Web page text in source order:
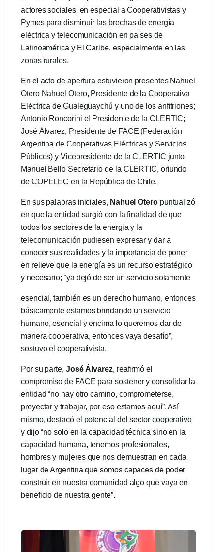
actores sociales, en especial a Cooperativistas y
Pymes para disminuir las brechas de energía
eléctrica y telecomunicación en países de
Latinoamérica y El Caribe, especialmente en las
zonas rurales.
En el acto de apertura estuvieron presentes Nahuel
Otero Nahuel Otero, Presidente de la Cooperativa
Eléctrica de Gualeguaychú y uno de los anfitriones;
Antonio Roncorini el Presidente de la CLERTIC;
José Álvarez, Presidente de FACE (Federación
Argentina de Cooperativas Eléctricas y Servicios
Públicos) y Vicepresidente de la CLERTIC junto
Manuel Bello Secretario de la CLERTIC, oriundo
de COPELEC en la República de Chile.
En sus palabras iniciales, Nahuel Oteropuntualizó
en que la entidad surgió con la finalidad de que
todos los sectores de la energía y la
telecomunicación pudiesen expresar y dar a
conocer sus realidades y la importancia de poner
en relieve que la energía es un recurso estratégico
y necesario; “ya dejó de ser un servicio solamente
esencial, también es un derecho humano, entonces
básicamente estamos brindando un servicio
humano, esencial y encima lo queremos dar de
manera cooperativa, entonces vaya desafío”,
sostuvo el cooperativista.
Por su parte, José Álvarez, reafirmó el
compromiso de FACE para sostener y consolidar la
entidad “no hay otro camino, comprometerse,
proyectar y trabajar, por eso estamos aquí”. Así
mismo, destacó el potencial del sector cooperativo
y dijo “no solo en la capacidad técnica sino en la
capacidad humana, tenemos profesionales,
hombres y mujeres que nos demuestran en cada
lugar de Argentina que somos capaces de poder
construir en nuestra comunidad algo que vaya en
beneficio de nuestra gente”.